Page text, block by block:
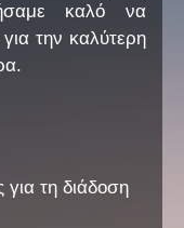
καλό να
την καλύτερη
τη διάδοση